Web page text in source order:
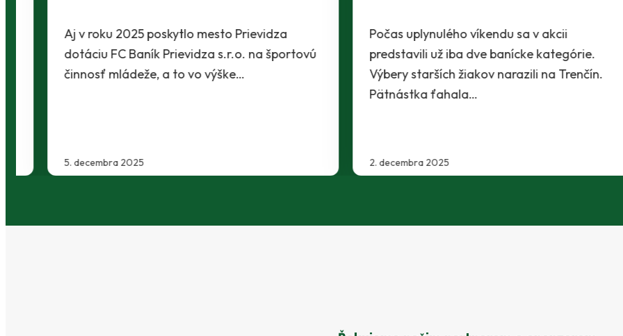
5. decembra 2025
Aj v roku 2025 poskytlo mesto Prievidza
dotáciu FC Baník Prievidza s.r.o. na športovú
činnosť mládeže, a to vo výške…
2. decembra 2025
Počas uplynulého víkendu sa v akcii
predstavili už iba dve banícke kategórie.
Výbery starších žiakov narazili na Trenčín.
Pätnástka ťahala…